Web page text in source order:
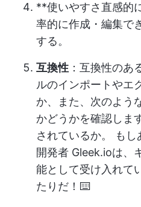
**使いやすさ直感的
率的に作成・編集で
する。
互換性 ：互換性のあ
ルのインポートやエ
か、また、次のよう
かどうかを確認しま
されているか。
もし
開発者 Gleek.ioは、
能として受け入れて
たりだ！⌨️